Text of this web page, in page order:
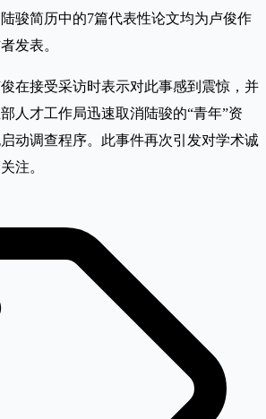
骏简历中的7篇代表性论文均为卢俊作
发表。
在接受采访时表示对此事感到震惊，并
人才工作局迅速取消陆骏的“青年”资
动调查程序。此事件再次引发对学术诚
注。